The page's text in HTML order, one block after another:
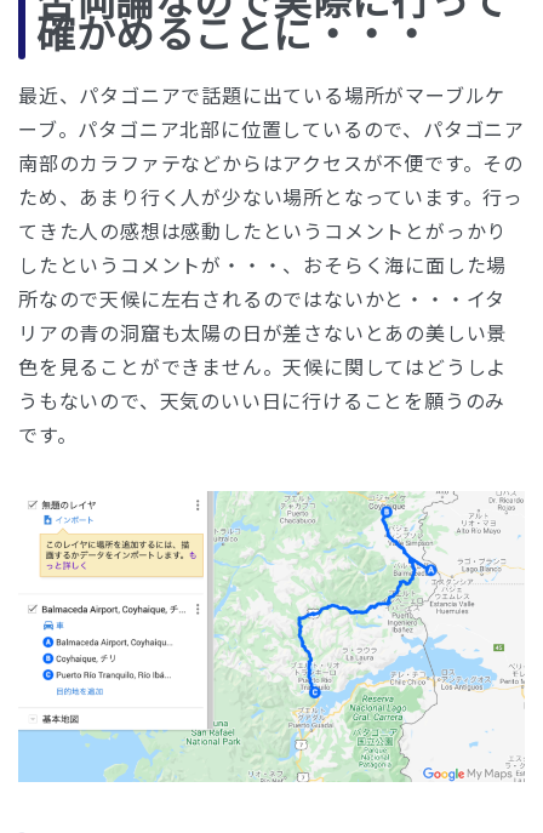
確かめることに・・・
最近、パタゴニアで話題に出ている場所がマーブルケ
ーブ。パタゴニア北部に位置しているので、パタゴニア
南部のカラファテなどからはアクセスが不便です。その
ため、あまり行く人が少ない場所となっています。行っ
てきた人の感想は感動したというコメントとがっかり
したというコメントが・・・、おそらく海に面した場
所なので天候に左右されるのではないかと・・・イタ
リアの青の洞窟も太陽の日が差さないとあの美しい景
色を見ることができません。天候に関してはどうしよ
うもないので、天気のいい日に行けることを願うのみ
です。